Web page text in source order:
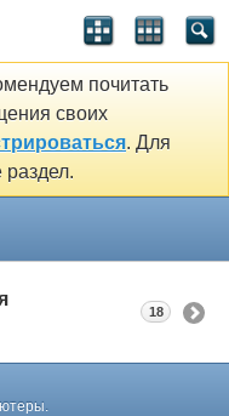
почитать
своих
. Для
18